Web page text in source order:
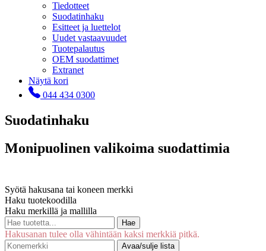
Tiedotteet
Suodatinhaku
Esitteet ja luettelot
Uudet vastaavuudet
Tuotepalautus
OEM suodattimet
Extranet
Näytä kori
044 434 0300
Suodatinhaku
Monipuolinen valikoima suodattimia
Syötä hakusana tai koneen merkki
Haku tuotekoodilla
Haku merkillä ja mallilla
Hae
Hakusanan tulee olla vähintään kaksi merkkiä pitkä.
Avaa/sulje lista